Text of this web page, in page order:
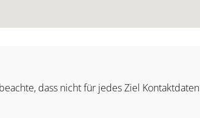
dass nicht für jedes Ziel Kontaktdaten